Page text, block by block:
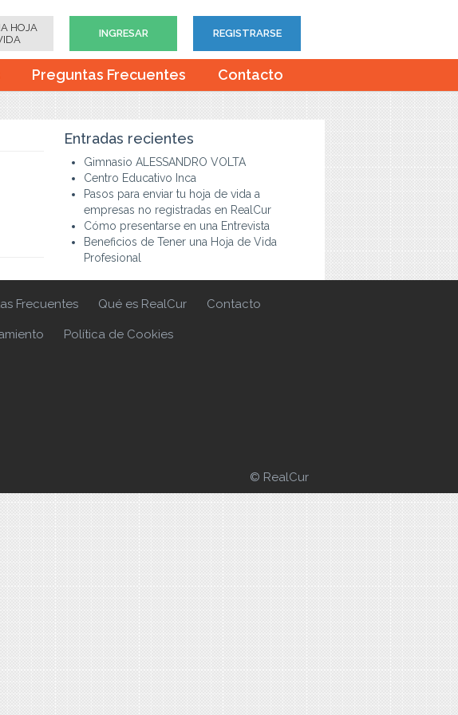
HOJA
INGRESAR REGISTRARSE
Preguntas Frecuentes Contacto
Entradas recientes
Gimnasio ALESSANDRO VOLTA
Centro Educativo Inca
Pasos para enviar tu hoja de vida a
empresas no registradas en RealCur
Cómo presentarse en una Entrevista
Beneficios de Tener una Hoja de Vida
Profesional
Frecuentes Qué es RealCur Contacto
Política de Cookies
© RealCur